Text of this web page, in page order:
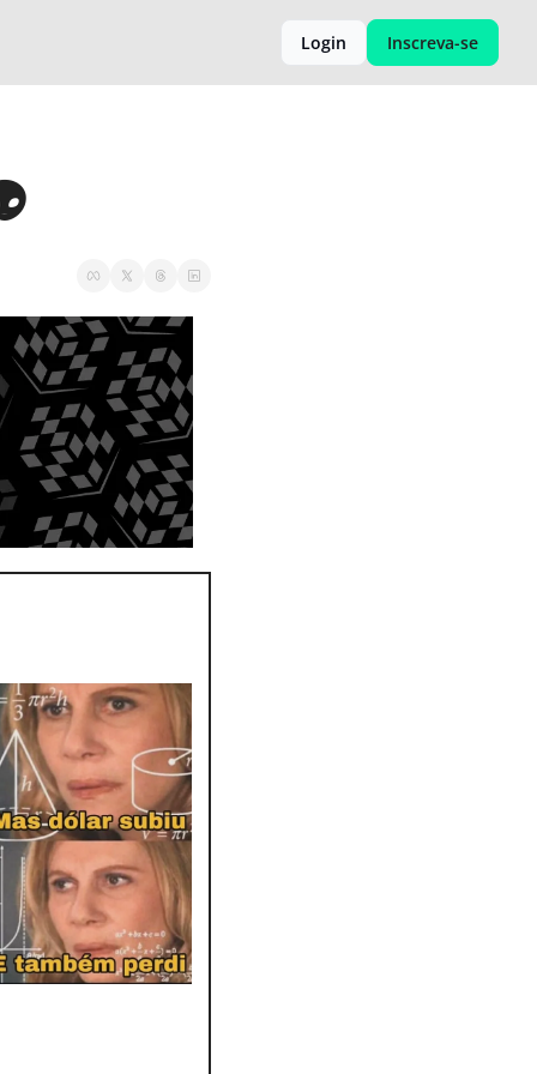
Login Inscreva-se